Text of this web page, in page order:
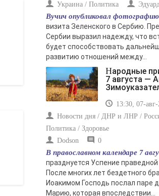
Украина / Политика
Вучич опубликовал фотографию
визита Зеленского в Сербию.
Сербии выразил надежду, что
будет способствовать
развитию отношений между...
Народные приметы на
7 августа —
13:30, 07-
Новости дня / ДНР и ЛНР /
Политика / Здоровье
Dodson
0
В православном календаре 7
празднуется Успение праведной
После многих лет бездетного
Иоакимом Господь послал паре
Марию, которая впоследствии...